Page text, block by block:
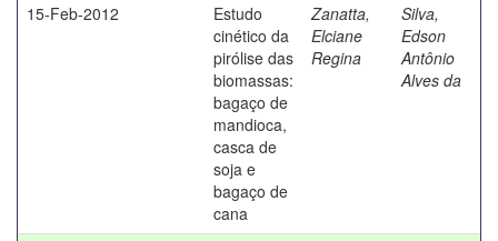
15-Feb-2012
Estudo
cinético da
pirólise das
biomassas:
bagaço de
mandioca,
casca de
soja e
bagaço de
cana
Zanatta,
Elciane
Regina
Silva,
Edson
Antônio
Alves da